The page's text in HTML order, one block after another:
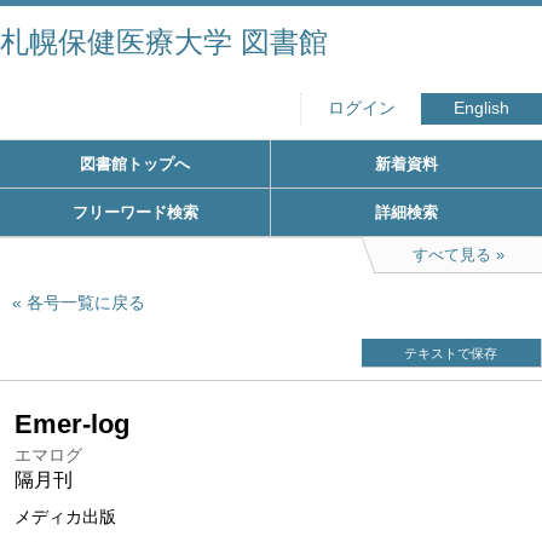
札幌保健医療大学 図書館
ログイン English
図書館トップへ 新着資料
フリーワード検索 詳細検索
すべて見る
各号一覧に戻る
テキストで保存
Emer-log
エマログ
隔月刊
メディカ出版